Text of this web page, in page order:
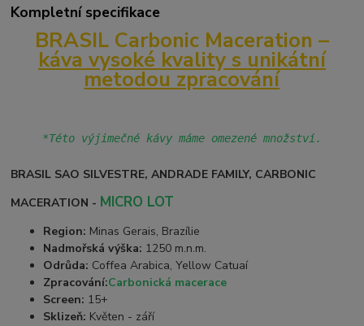
Kompletní specifikace
BRASIL Carbonic Maceration –
káva vysoké kvality s unikátní
metodou zpracování
*Této výjimečné kávy máme omezené množství.
BRASIL SAO SILVESTRE, ANDRADE FAMILY, CARBONIC
MACERATION - MICRO LOT
Region: Minas Gerais, Brazílie
Nadmořská výška: 1250 m.n.m.
Odrůda: Coffea Arabica, Yellow Catuaí
Zpracování:Carbonická macerace
Screen: 15+
Sklizeň: Květen - září